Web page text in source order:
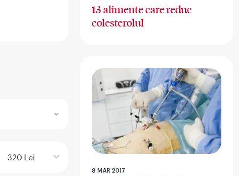
320 Lei
13 alimente care reduc
colesterolul
8 MAR 2017